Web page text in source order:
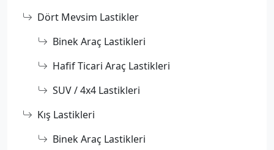
Dört Mevsim Lastikler
Binek Araç Lastikleri
Hafif Ticari Araç Lastikleri
SUV / 4x4 Lastikleri
Kış Lastikleri
Binek Araç Lastikleri